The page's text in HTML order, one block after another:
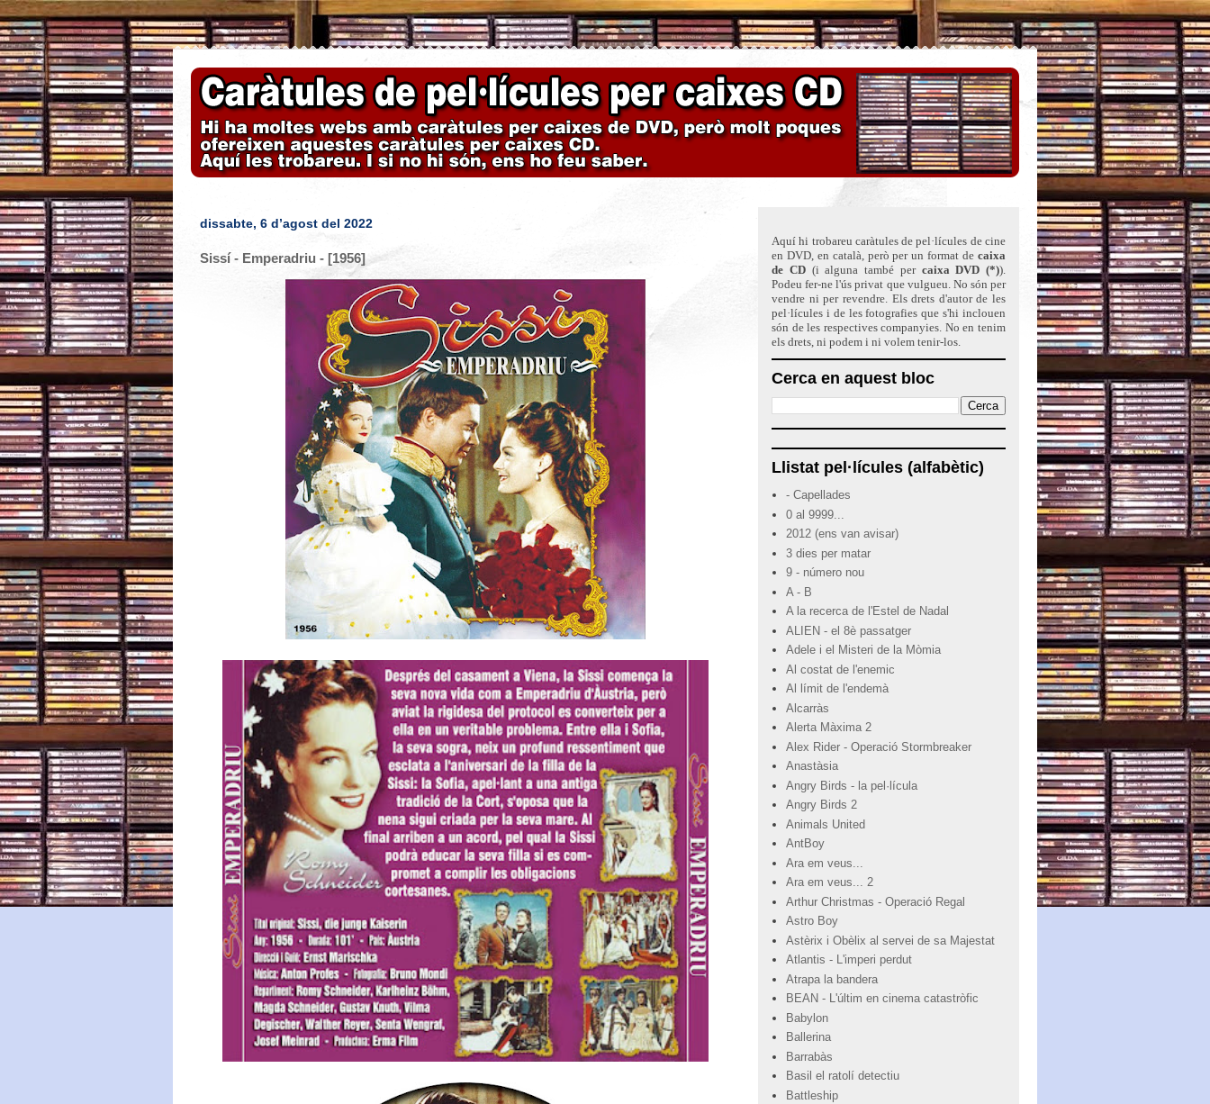
dissabte, 6 d’agost del 2022
Sissí - Emperadriu - [1956]
Aquí hi trobareu caràtules de pel·lícules de cine
en DVD, en català, però per un format de caixa
de CD(i alguna també per caixa DVD (*)).
Podeu fer-ne l'ús privat que vulgueu. No són per
vendre ni per revendre. Els drets d'autor de les
pel·lícules i de les fotografies que s'hi inclouen
són de les respectives companyies. No en tenim
els drets, ni podem i ni volem tenir-los.
Cerca en aquest bloc
Llistat pel·lícules (alfabètic)
- Capellades
0 al 9999...
2012 (ens van avisar)
3 dies per matar
9 - número nou
A - B
A la recerca de l'Estel de Nadal
ALIEN - el 8è passatger
Adele i el Misteri de la Mòmia
Al costat de l'enemic
Al límit de l'endemà
Alcarràs
Alerta Màxima 2
Alex Rider - Operació Stormbreaker
Anastàsia
Angry Birds - la pel·lícula
Angry Birds 2
Animals United
AntBoy
Ara em veus...
Ara em veus... 2
Arthur Christmas - Operació Regal
Astro Boy
Astèrix i Obèlix al servei de sa Majestat
Atlantis - L'imperi perdut
Atrapa la bandera
BEAN - L'últim en cinema catastròfic
Babylon
Ballerina
Barrabàs
Basil el ratolí detectiu
Battleship